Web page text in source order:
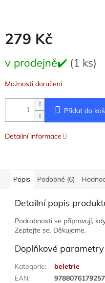
279 Kč
cena:
v prodejně✔️ (1 ks)
Možnosti doručení
Přidat do
Detailní informace
Popis Podobné (6)
Detailní popis
Podrobnosti se připravují,
Zeptejte se. Děkujeme.
Doplňkové parametry
Kategorie:
beletrie
EAN:
9788076179257